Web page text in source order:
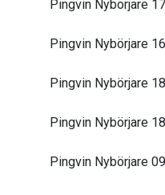
Pingvin Nybörjare
Pingvin Nybörjare
Pingvin Nybörjare
Pingvin Nybörjare
Pingvin Nybörjare